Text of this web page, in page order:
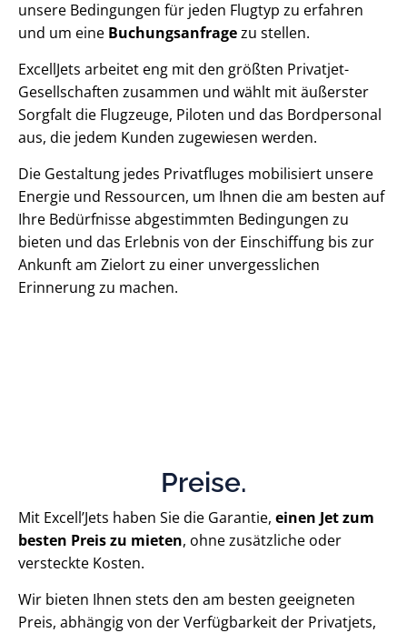
unsere Bedingungen für jeden Flugtyp zu erfahren
und um eine Buchungsanfragezu stellen.
ExcellJets arbeitet eng mit den größten Privatjet-
Gesellschaften zusammen und wählt mit äußerster
Sorgfalt die Flugzeuge, Piloten und das Bordpersonal
aus, die jedem Kunden zugewiesen werden.
Die Gestaltung jedes Privatfluges mobilisiert unsere
Energie und Ressourcen, um Ihnen die am besten auf
Ihre Bedürfnisse abgestimmten Bedingungen zu
bieten und das Erlebnis von der Einschiffung bis zur
Ankunft am Zielort zu einer unvergesslichen
Erinnerung zu machen.
Preise.
Mit Excell’Jets haben Sie die Garantie, einen Jet zum
besten Preis zu mieten, ohne zusätzliche oder
versteckte Kosten.
Wir bieten Ihnen stets den am besten geeigneten
Preis, abhängig von der Verfügbarkeit der Privatjets,